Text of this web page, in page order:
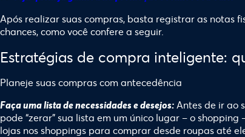
Após realizar suas compras, basta registrar as notas
chances, como você confere a seguir.
Estratégias de compra inteligente:
Planeje suas compras com antecedência
Faça uma lista de necessidades e desejos: Antes de ir ao
pode “zerar” sua lista em um único lugar – o
lojas nos shoppings para comprar desde roupas até